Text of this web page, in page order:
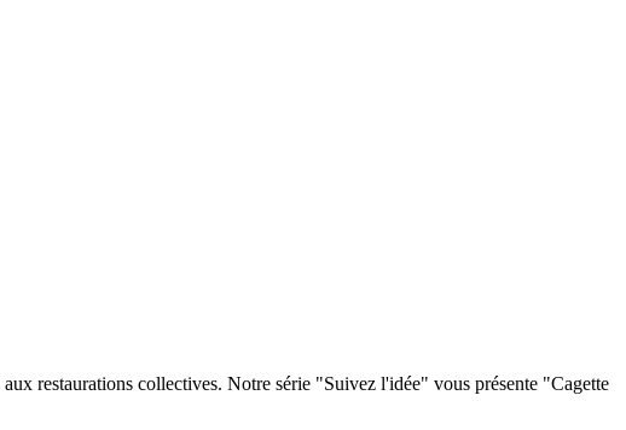
restaurations collectives. Notre série "Suivez l'idée" vous présente "Cagette